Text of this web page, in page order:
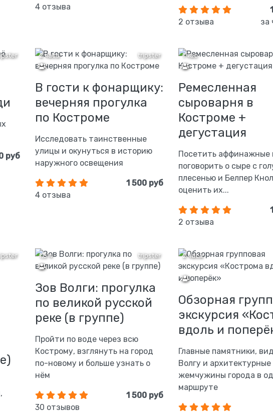
4 отзыва
2 отзыва
за
руб
tripster
2 часа
В гости к фонарщику:
вечерняя прогулка
по Костроме
Исследовать таинственные
улицы и окунуться в историю
наружного освещения
4 отзыва
1 500 руб
1 час
Ремесленная
сыроварня в
Костроме +
дегустация
Посетить аффинажные
поговорить о сыре с
плесенью и Белпер
оценить их...
2 отзыва
tripster
1,5 ч
Зов Волги: прогулка
по великой русской
реке (в группе)
Пройти по воде через всю
Кострому, взглянуть на город
по-новому и больше узнать о
нём
30 отзывов
1 500 руб
2 часа
Обзорная
экскурсия
вдоль и
Главные памятники,
Волгу и архитектурные
жемчужины города в
маршруте